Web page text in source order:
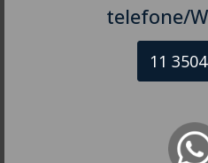
telefone/
11
público em geral.
NEUROLOGISTA EM SÃO
R. Itapeva, 518 - sala 1301
Bela Vista - São Paulo - SP